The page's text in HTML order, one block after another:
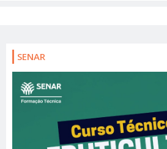
SENAR